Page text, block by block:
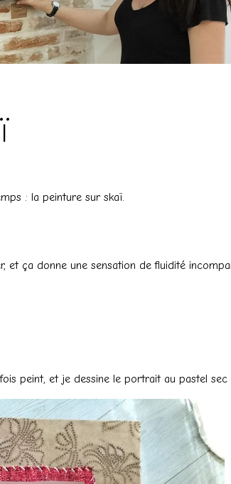
: la peinture sur skaï.
et ça donne une sensation de fluidité
peint, et je dessine le portrait au pastel sec